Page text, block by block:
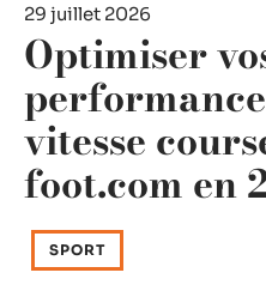
29 juillet 2026
Optimiser
vitesse
foot.com en
SPORT